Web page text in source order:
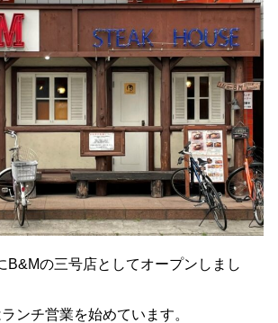
B&Mの三号店としてオープンしまし
ンチ営業を始めています。